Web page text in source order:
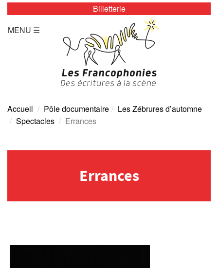
LES ZÉBRURES
Programmation/Calendrier
Presse
Tarifs
Archives
Billetterie
MENU ☰
Accueil Pôle documentaire
Les Zébrures d’automne
Spectacles
Errances
Errances